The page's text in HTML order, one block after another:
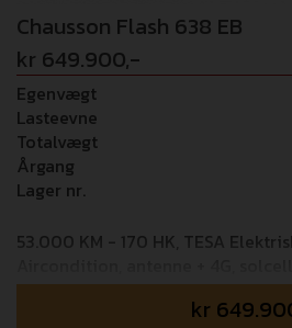
Chausson Flash 638 EB
kr 649.900,-
Egenvægt
Lasteevne
Totalvægt
Årgang
Lager nr.
53.000 KM - 170 HK, TESA
kr